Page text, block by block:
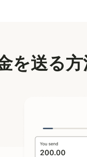
を送る方